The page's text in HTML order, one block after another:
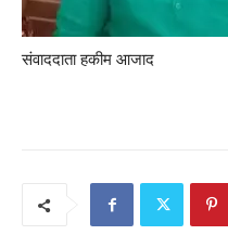
संवाददाता हकीम आजाद